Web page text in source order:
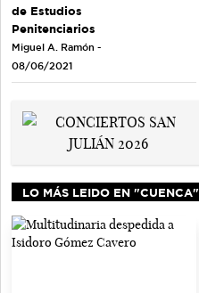
de Estudios
Penitenciarios
Miguel A. Ramón -
08/06/2021
LO MÁS LEIDO EN "CUENCA"